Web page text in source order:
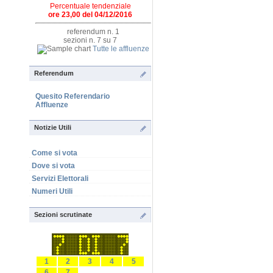
Percentuale tendenziale
ore 23,00 del 04/12/2016
referendum n. 1
sezioni n. 7 su 7
Tutte le affluenze
Referendum
Quesito Referendario
Affluenze
Notizie Utili
Come si vota
Dove si vota
Servizi Elettorali
Numeri Utili
Sezioni scrutinate
1 2 3 4
5